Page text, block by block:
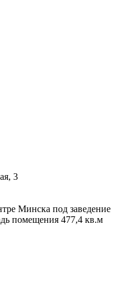
3
Минска под заведение
помещения 477,4 кв.м